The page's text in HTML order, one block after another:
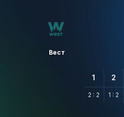
Вест
1
2 : 2
2
1 : 2